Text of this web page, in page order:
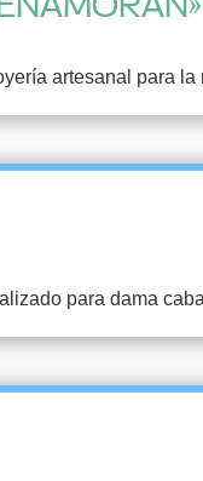
artesanal para
para dama